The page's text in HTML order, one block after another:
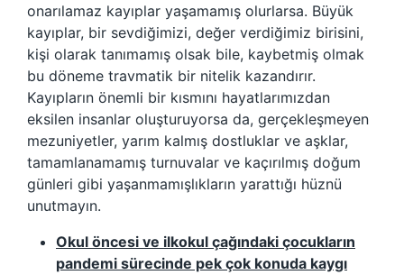
onarılamaz kayıplar yaşamamış olurlarsa. Büyük
kayıplar, bir sevdiğimizi, değer verdiğimiz birisini,
kişi olarak tanımamış olsak bile, kaybetmiş olmak
bu döneme travmatik bir nitelik kazandırır.
Kayıpların önemli bir kısmını hayatlarımızdan
eksilen insanlar oluşturuyorsa da, gerçekleşmeyen
mezuniyetler, yarım kalmış dostluklar ve aşklar,
tamamlanamamış turnuvalar ve kaçırılmış doğum
günleri gibi yaşanmamışlıkların yarattığı hüznü
unutmayın.
Okul öncesi ve ilkokul çağındaki çocukların
pandemi sürecinde pek çok konuda kaygı